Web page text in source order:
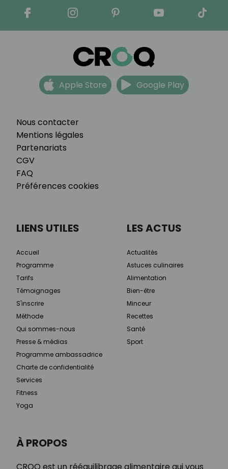
Nous contacter
Mentions légales
Partenariats
CGV
FAQ
Préférences cookies
Apple Store Google Play
À PROPOS
CROQ est un rééquilibrage alimentaire qui vous
LIENS UTILES
Accueil
Programme
Tarifs
Témoignages
S'inscrire
Méthode
Qui sommes-nous
Presse & médias
Programme ambassadrice
Charte de confidentialité
Services
Fitness
Yoga
LES ACTUS
Actualités
Astuces culinaires
Alimentation
Bien-être
Minceur
Recettes
Santé
Sport